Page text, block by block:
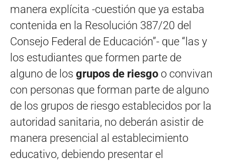
manera explícita -cuestión que ya estaba
contenida en la Resolución 387/20 del
Consejo Federal de Educación”- que “las y
los estudiantes que formen parte de
alguno de los grupos de riesgo o convivan
con personas que forman parte de alguno
de los grupos de riesgo establecidos por la
autoridad sanitaria, no deberán asistir de
manera presencial al establecimiento
educativo, debiendo presentar el